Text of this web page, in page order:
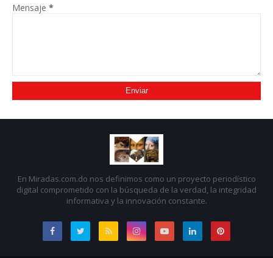
Mensaje *
En Miradas.com.do nos definimos como un proyecto periodístico
digital comprometido con la búsqueda de la verdad, la integridad
informativa y la innovación constante.